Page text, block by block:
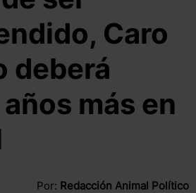
Caro
deberá
más en
Por: Redacción Animal Político